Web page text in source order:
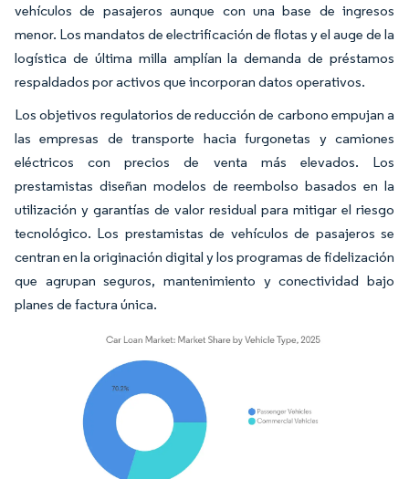
vehículos de pasajeros aunque con una base de ingresos
menor. Los mandatos de electrificación de flotas y el auge de la
logística de última milla amplían la demanda de préstamos
respaldados por activos que incorporan datos operativos.
Los objetivos regulatorios de reducción de carbono empujan a
las empresas de transporte hacia furgonetas y camiones
eléctricos con precios de venta más elevados. Los
prestamistas diseñan modelos de reembolso basados en la
utilización y garantías de valor residual para mitigar el riesgo
tecnológico. Los prestamistas de vehículos de pasajeros se
centran en la originación digital y los programas de fidelización
que agrupan seguros, mantenimiento y conectividad bajo
planes de factura única.